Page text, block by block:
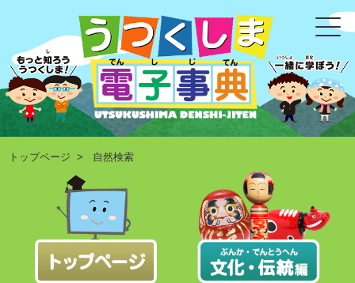
トップページ > 自然検索